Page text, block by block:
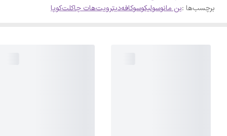
برچسب‌ها :بن مانوسولیکوسوکافهدیترویتهات چاکلتکوپا